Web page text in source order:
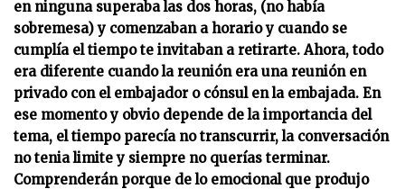
en ninguna superaba las dos horas, (no había
sobremesa) y comenzaban a horario y cuando se
cumplía el tiempo te invitaban a retirarte. Ahora, todo
era diferente cuando la reunión era una reunión en
privado con el embajador o cónsul en la embajada. En
ese momento y obvio depende de la importancia del
tema, el tiempo parecía no transcurrir, la conversación
no tenia limite y siempre no querías terminar.
Comprenderán porque de lo emocional que produjo